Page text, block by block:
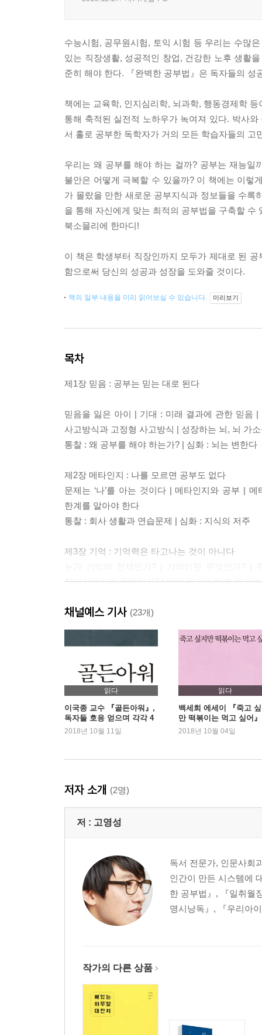
수능시험, 공무원시험, 토익 시험 등 우리는 수많
있는 직장생활, 성공적인 창업, 건강한 노후 생활
준히 해야 한다. 『완벽한 공부법』은 독자들의 성
책에는 교육학, 인지심리학, 뇌과학, 행동경제학
통해 축적된 실전적 노하우가 녹여져 있다. 박사
서 홀로 공부한 독학자가 거의 모든 학습자들의 고
우리는 왜 공부를 해야 하는 걸까? 공부는 재능일
불안은 어떻게 극복할 수 있을까? 이 책에는 이렇
가 몰랐을 만한 새로운 공부지식과 정보들을 수
을 통해 자신에게 맞는 최적의 공부법을 구축할 수
북소믈리에 한마디!
이 책은 학생부터 직장인까지 모두가 제대로 된
함으로써 당신의 성공과 성장을 도와줄 것이다.
책의 일부 내용을 미리 읽어보실 수 있습니다. 미리보기
목차
제1장 믿음 : 공부는 믿는 대로 된다
믿음을 잃은 아이 | 기대 : 미래 결과에 관한 믿음
사고방식과 고정형 사고방식 | 성장하는 뇌, 뇌 가
통찰 : 왜 공부를 해야 하는가? | 심화 : 뇌는 변한다
제2장 메타인지 : 나를 모르면 공부도 없다
문제는 ‘나’를 아는 것이다 | 메타인지와 공부 |
한계를 알아야 한다
통찰 : 회사 생활과 연습문제 | 심화 : 지식의 저주
제3장 기억 : 기억력은 타고나는 것이 아니다
장기기억이란 무엇인가? | 강의 듣기와 반복 읽기
통찰 : 인생을 바꾸는 암기의 힘! | 심화 : 몰입, 행복
제4장 목표 : 성공적인 목표 설정은 따로 있다
목표 | BHAG 목표의 단점 | SMART 목표 | 시간 관
통찰 : 목표 달성의 재구성 | 심화 : 산티아고가 내게
제5장 동기 : 내게 자유를 달라
동기를 상실한 사람들 | 내재적 동기와 외재적 동
‘1만 시간의 법칙’은 틀렸다? | 노력은 절대적이
연습’ | 심성 모형을 키우는 3F 효과 | 노력은 배반
통찰 : Y수석의 비밀
제7장 감정 : 감정은 공부의 안내자다
5세 아이의 한글 교육은 득일까? | 감정과 학습 |
통찰 : 관심이 생겼다면 일단 반은 성공이다! | 심
제8장 사회성 : 함께할 때 똑똑해진다
통찰 : 가장 어려운 인간관계 하지만 가장 중요한
제9장 몸 : 몸은 공부의 길을 안다
나사는 왜 실패했을까? | 휴식은 문제 해결의 열
채널예스 기사 (23개)
읽다
이국종 교수 『골든아워』,
독자들 호응 얻으며 각각 4
위, 8위
2018년 10월 11일
읽다
백세희 에세이 『죽고
만 떡볶이는 먹고 싶어
위 등극
2018년 10월 04일
저자 소개 (2명)
저 : 고영성
독서 전문가, 인문사회
인간이 만든 시스템에
한 공부법』, 『일취월
명시낭독』, 『우리아
작가의 다른 상품